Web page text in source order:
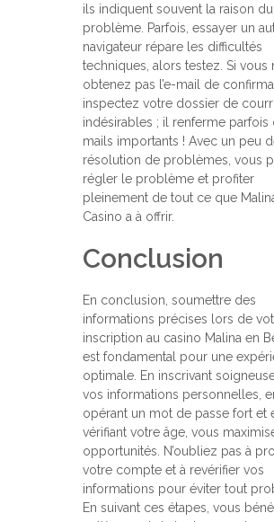
ils indiquent souvent la raison du
problème. Parfois, essayer un
navigateur répare les difficultés
techniques, alors testez. Si vous
obtenez pas l’e-mail de
inspectez votre dossier de
indésirables ; il renferme parfois
mails importants ! Avec un peu
résolution de problèmes, vous
régler le problème et profiter
pleinement de tout ce que
Casino a à offrir.
Conclusion
En conclusion, soumettre des
informations précises lors de
inscription au casino Malina en
est fondamental pour une
optimale. En inscrivant
vos informations personnelles,
opérant un mot de passe fort et
vérifiant votre âge, vous
opportunités. N’oubliez pas à
votre compte et à revérifier vos
informations pour éviter tout
En suivant ces étapes, vous